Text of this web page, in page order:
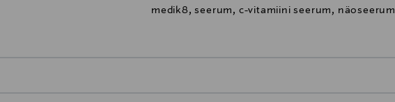
medik8, seerum, c-vitamiini seerum, näoseerum